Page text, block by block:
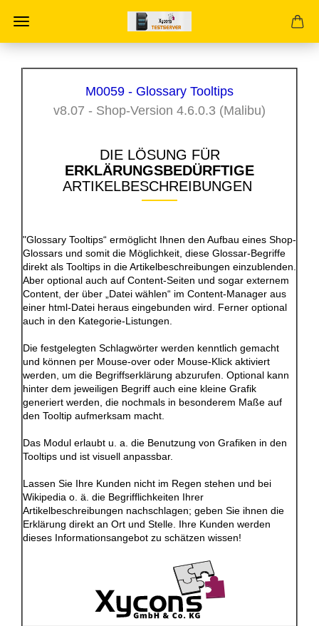
M0059 - Glossary Tooltips
v8.07 - Shop-Version 4.6.0.3 (Malibu)
DIE LÖSUNG FÜR
ERKLÄRUNGSBEDÜRFTIGE
ARTIKELBESCHREIBUNGEN
"Glossary Tooltips“ ermöglicht Ihnen den Aufbau eines Shop-
Glossars und somit die Möglichkeit, diese Glossar-Begriffe
direkt als Tooltips in die Artikelbeschreibungen einzublenden.
Aber optional auch auf Content-Seiten und sogar externem
Content, der über „Datei wählen“ im Content-Manager aus
einer html-Datei heraus eingebunden wird. Ferner optional
auch in den Kategorie-Listungen.
Die festgelegten Schlagwörter werden kenntlich gemacht
und können per Mouse-over oder Mouse-Klick aktiviert
werden, um die Begriffserklärung abzurufen. Optional kann
hinter dem jeweiligen Begriff auch eine kleine Grafik
generiert werden, die nochmals in besonderem Maße auf
den Tooltip aufmerksam macht.
Das Modul erlaubt u. a. die Benutzung von Grafiken in den
Tooltips und ist visuell anpassbar.
Lassen Sie Ihre Kunden nicht im Regen stehen und bei
Wikipedia o. ä. die Begrifflichkeiten Ihrer
Artikelbeschreibungen nachschlagen; geben Sie ihnen die
Erklärung direkt an Ort und Stelle. Ihre Kunden werden
dieses Informationsangebot zu schätzen wissen!